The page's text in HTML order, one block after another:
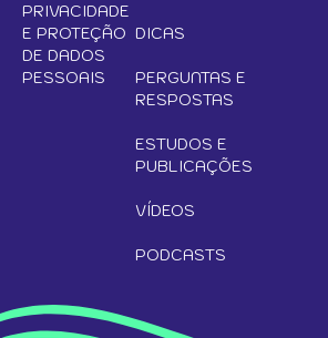
PRIVACIDADE
E PROTEÇÃO
DE DADOS
PESSOAIS
DICAS
PERGUNTAS E
RESPOSTAS
ESTUDOS E
PUBLICAÇÕES
VÍDEOS
PODCASTS